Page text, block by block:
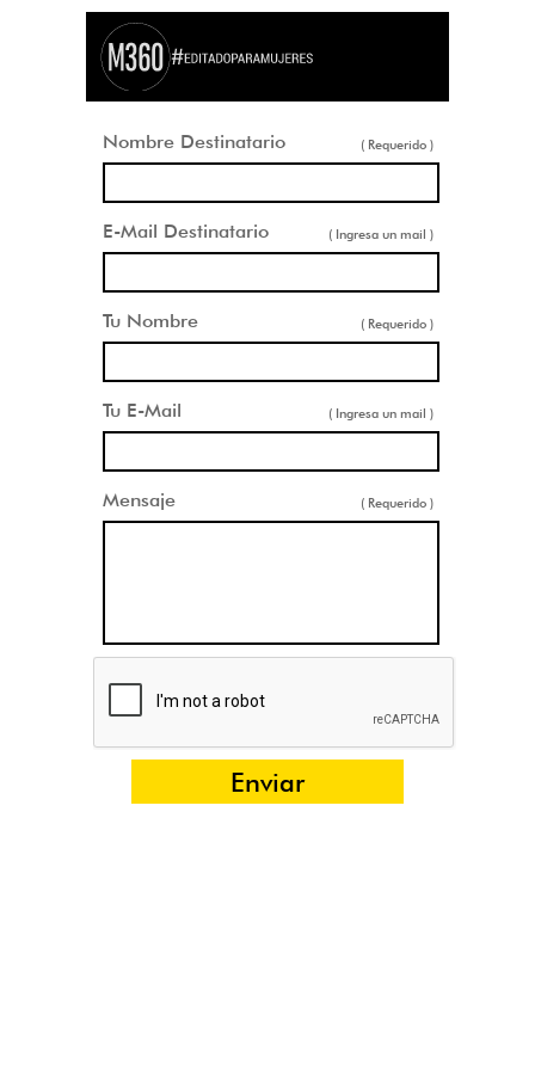
Nombre Destinatario ( Requerido )
E-Mail Destinatario ( Ingresa un mail )
Tu Nombre ( Requerido )
Tu E-Mail ( Ingresa un mail )
Mensaje ( Requerido )